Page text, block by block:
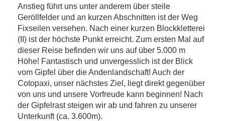
Anstieg führt uns unter anderem über steile
Geröllfelder und an kurzen Abschnitten ist der Weg
Fixseilen versehen. Nach einer kurzen Blockkletterei
(II) ist der höchste Punkt erreicht. Zum ersten Mal auf
dieser Reise befinden wir uns auf über 5.000 m
Höhe! Fantastisch und unvergesslich ist der Blick
vom Gipfel über die Andenlandschaft! Auch der
Cotopaxi, unser nächstes Ziel, liegt direkt gegenüber
von uns und unsere Vorfreude kann beginnen! Nach
der Gipfelrast steigen wir ab und fahren zu unserer
Unterkunft (ca. 3.600m).